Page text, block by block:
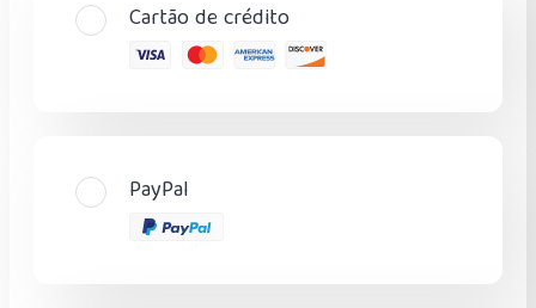
Cartão de crédito
PayPal